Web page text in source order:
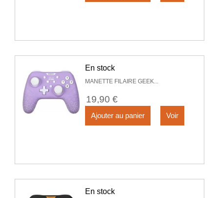
En stock
MANETTE FILAIRE GEEK...
19,90 €
Ajouter au panier Voir
En stock